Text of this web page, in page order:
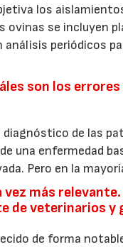
los
ovinas se incluyen
análisis periódicos
son los
de las
una enfermedad
Pero en la
más
de veterinarios y
de forma